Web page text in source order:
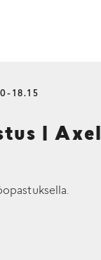
18.15
| Axel